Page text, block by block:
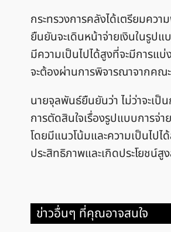
กระทรวงการคลังได้เตรียมคว
ยืนยันจะเดินหน้าจ่ายเงินในรูป
มีความเป็นไปได้สูงที่จะมีการแ
จะต้องผ่านการพิจารณาจากคณ
นายจุลพันธ์ยืนยันว่า ไม่ว่าจะเ
การตัดสินใจเรื่องรูปแบบการจ่
โดยมีแนวโน้มและความเป็นไปไ
ประสิทธิภาพและเกิดประโยชน์
ข่าวอื่นๆ ที่คุณอาจสนใจ